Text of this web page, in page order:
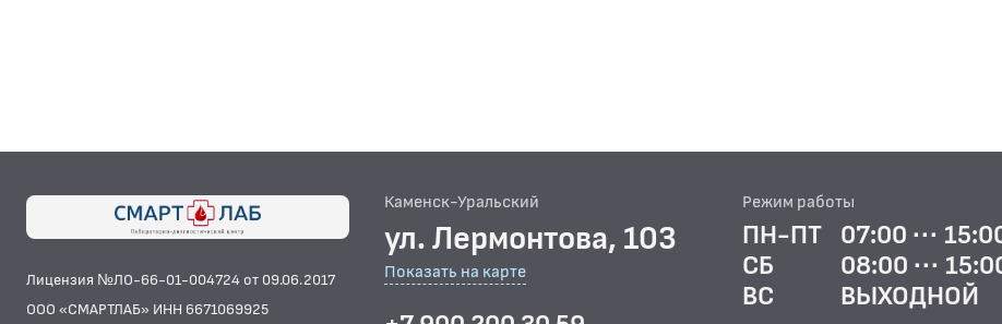
Лицензия №ЛО-66-01-004724 от 09.06.2017
ООО «СМАРТЛАБ» ИНН 6671069925
Каменск-Уральский
ул. Лермонтова, 103
Показать на карте
Режим работы
ПН-ПТ
07:00 ···
СБ
08:00 ···
ВС
ВЫХОДНОЙ